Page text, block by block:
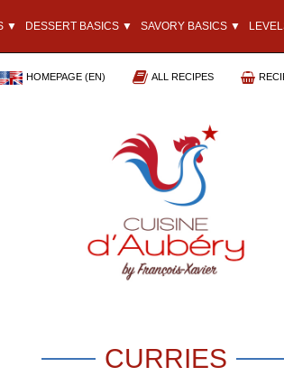
▼ DESSERT BASICS ▼ SAVORY BASICS ▼
HOMEPAGE (EN) ALL RECIPES
CURRIES